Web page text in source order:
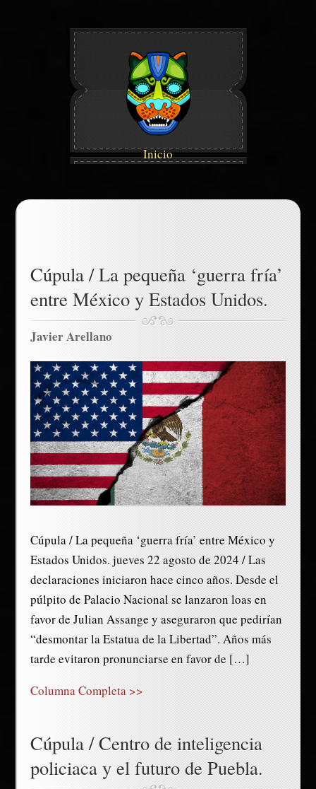
Inicio
Cúpula / La pequeña ‘guerra fría’
entre México y Estados Unidos.
Javier Arellano
Cúpula / La pequeña ‘guerra fría’ entre México y
Estados Unidos. jueves 22 agosto de 2024 / Las
declaraciones iniciaron hace cinco años. Desde el
púlpito de Palacio Nacional se lanzaron loas en
favor de Julian Assange y aseguraron que pedirían
“desmontar la Estatua de la Libertad”. Años más
tarde evitaron pronunciarse en favor de […]
Columna Completa >>
Cúpula / Centro de inteligencia
policiaca y el futuro de Puebla.